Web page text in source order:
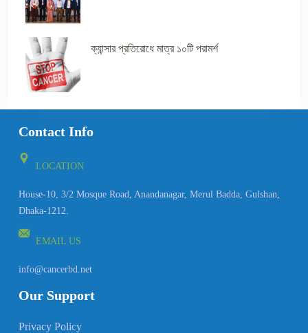
ক্যান্সার প্রতিরোধে মাত্র ১০টি পরামর্শ
Contact Info
LOCATION
House-10, 3/2 Mosque Road, Anandanagar, Merul Badda, Gulshan,
Dhaka-1212.
EMAIL US
info@cancerbd.net
Our Support
Privacy Policy